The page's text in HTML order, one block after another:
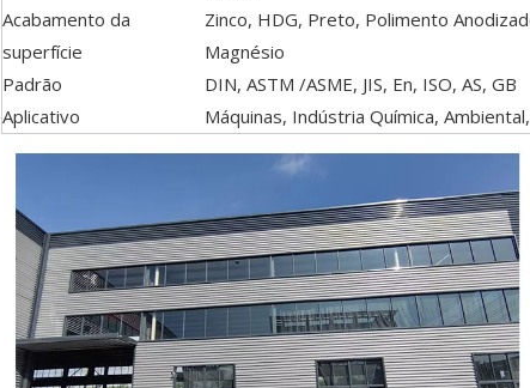
Acabamento da
superfície
Zinco, HDG, Preto, Polimento
Magnésio
Padrão
DIN, ASTM /ASME, JIS, En, ISO, AS, GB
Aplicativo
Máquinas, Indústria Química,